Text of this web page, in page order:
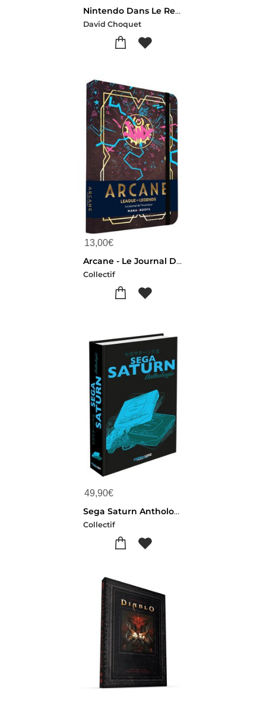
Nintendo Dans Le Retro
David Choquet
13,00€
Arcane - Le Journal De L'inventeur : Carnet De Notes Officiel
Collectif
49,90€
Sega Saturn Anthologie
Collectif